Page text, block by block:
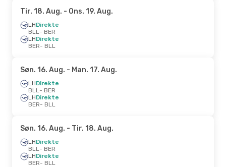
Tir. 18. Aug. - Ons. 19. Aug.
LHDirekte
BLL- BER
LHDirekte
BER- BLL
Søn. 16. Aug. - Man. 17. Aug.
LHDirekte
BLL- BER
LHDirekte
BER- BLL
Søn. 16. Aug. - Tir. 18. Aug.
LHDirekte
BLL- BER
LHDirekte
BER- BLL